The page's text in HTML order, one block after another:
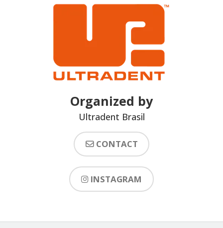
Organized by
Ultradent Brasil
CONTACT
INSTAGRAM